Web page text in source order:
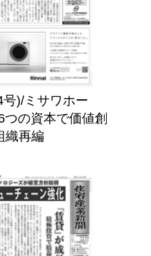
)/ミサワホー
の資本で価値創
織再編